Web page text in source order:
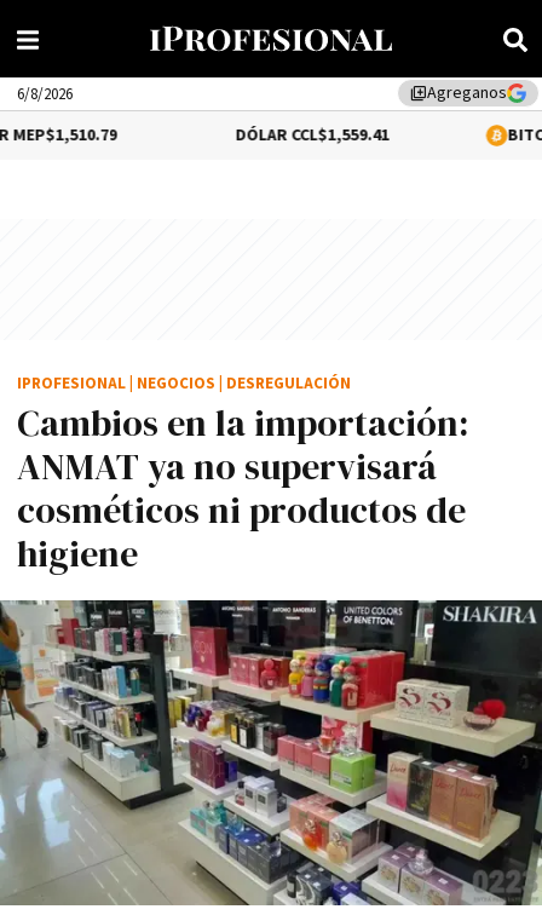
library_addAgreganos
6/8/2026
$1,559.41 0.12%
Cambios en la importación:
ANMAT ya no supervisará
cosméticos ni productos de
higiene
IPROFESIONAL NEGOCIOS DESREGULACIÓN